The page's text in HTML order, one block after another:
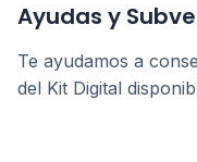
Ayudas y
Te ayudamos a
del Kit Digital